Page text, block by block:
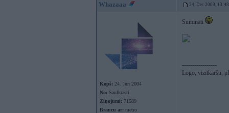
Whazaaa 24. Dec 2009, 13:48
Kopš: 24. Jun 2004
No: Saulkrasti
Ziņojumi: 71589
Braucu ar: metro
Sumināti
-----------------
Logo, vizītkaršu,